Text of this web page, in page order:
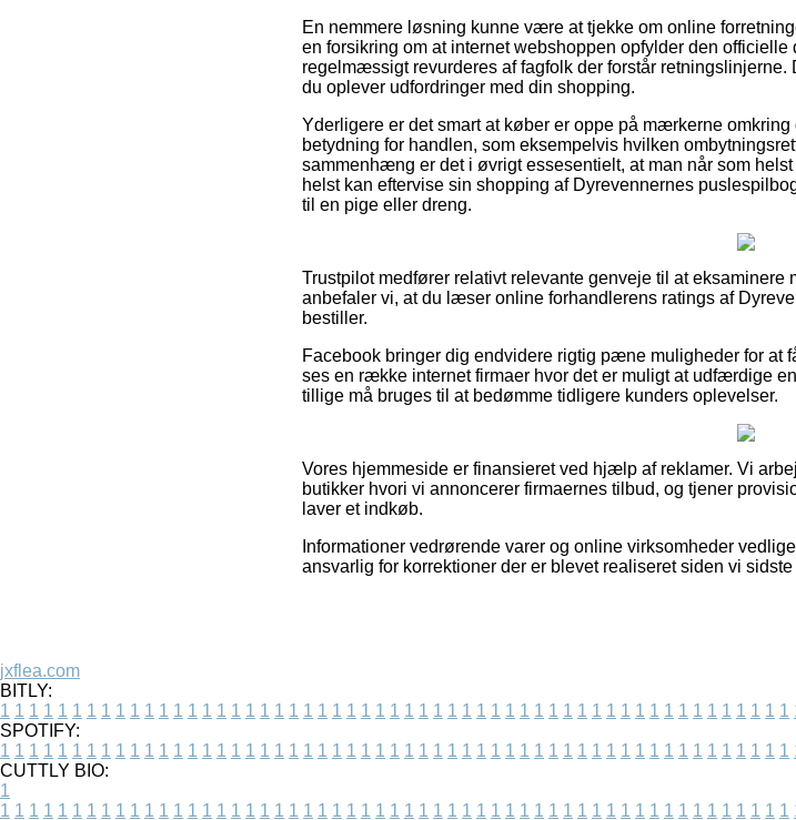
En nemmere løsning kunne være at tjekke om online
en forsikring om at internet webshoppen opfylder den
regelmæssigt revurderes af fagfolk der forstår
du oplever udfordringer med din shopping.
Yderligere er det smart at køber er oppe på mærkerne
betydning for handlen, som eksempelvis hvilken
sammenhæng er det i øvrigt essesentielt, at man når som
helst kan eftervise sin shopping af Dyrevennernes
til en pige eller dreng.
Trustpilot medfører relativt relevante genveje til at
anbefaler vi, at du læser online forhandlerens ratings af
bestiller.
Facebook bringer dig endvidere rigtig pæne muligheder for at
ses en række internet firmaer hvor det er muligt at udfærdige
tillige må bruges til at bedømme tidligere kunders oplevelser.
Vores hjemmeside er finansieret ved hjælp af reklamer. Vi
butikker hvori vi annoncerer firmaernes tilbud, og tjener
laver et indkøb.
Informationer vedrørende varer og online virksomheder
ansvarlig for korrektioner der er blevet realiseret siden vi
jxflea.com
BITLY:
1 1 1 1 1 1 1 1 1 1 1 1 1 1 1 1 1 1 1 1 1 1 1 1 1 1 1 1 1 1 1 1 1 1 1 1 1 1 1 1 1 1 1 1 1 1 1 1 1 1 1 1 1 1 1
SPOTIFY:
1 1 1 1 1 1 1 1 1 1 1 1 1 1 1 1 1 1 1 1 1 1 1 1 1 1 1 1 1 1 1 1 1 1 1 1 1 1 1 1 1 1 1 1 1 1 1 1 1 1 1 1 1 1 1
CUTTLY BIO:
1
1 1 1 1 1 1 1 1 1 1 1 1 1 1 1 1 1 1 1 1 1 1 1 1 1 1 1 1 1 1 1 1 1 1 1 1 1 1 1 1 1 1 1 1 1 1 1 1 1 1 1 1 1 1 1